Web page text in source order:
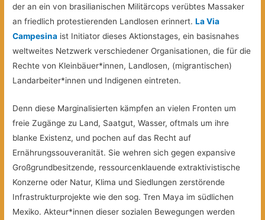
der an ein von brasilianischen Militärcops verübtes Massaker
an friedlich protestierenden Landlosen erinnert.La Via
Campesina ist Initiator dieses Aktionstages, ein basisnahes
weltweites Netzwerk verschiedener Organisationen, die für die
Rechte von Kleinbäuer*innen, Landlosen, (migrantischen)
Landarbeiter*innen und Indigenen eintreten.
Denn diese Marginalisierten kämpfen an vielen Fronten um
freie Zugänge zu Land, Saatgut, Wasser, oftmals um ihre
blanke Existenz, und pochen auf das Recht auf
Ernährungssouveranität. Sie wehren sich gegen expansive
Großgrundbesitzende, ressourcenklauende extraktivistische
Konzerne oder Natur, Klima und Siedlungen zerstörende
Infrastrukturprojekte wie den sog. Tren Maya im südlichen
Mexiko. Akteur*innen dieser sozialen Bewegungen werden